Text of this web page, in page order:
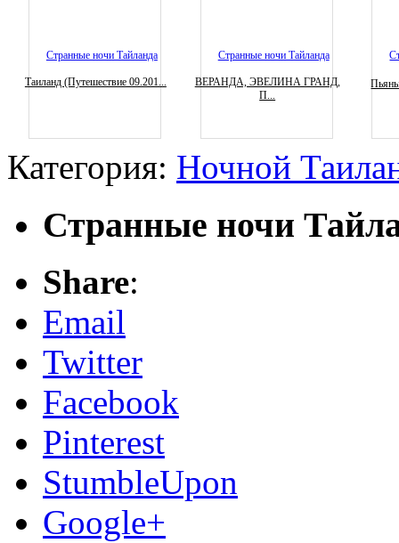
Таиланд (Путешествие 09.201...
ВЕРАНДА, ЭВЕЛИНА ГРАНД,
П...
Категория: Ночной
Странные ночи
Share:
Email
Twitter
Facebook
Pinterest
StumbleUpon
Google+